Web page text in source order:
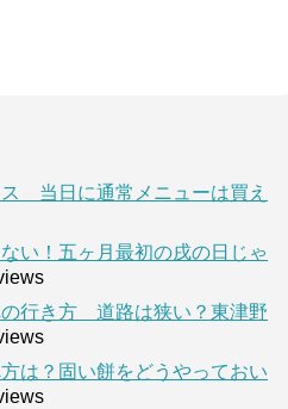
当日に通常メニューは買え
い！五ヶ月最初の戌の日じゃ
行き方 道路は狭い？東津野
は？固い餅をどうやっておい